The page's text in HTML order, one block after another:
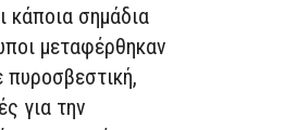
κάποια σημάδια
μεταφέρθηκαν
για την